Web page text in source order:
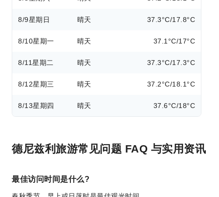
8/9星期日 晴天 37.3°C/17.8°C
8/10星期一 晴天 37.1°C/17°C
8/11星期二 晴天 37.3°C/17.3°C
8/12星期三 晴天 37.2°C/18.1°C
8/13星期四 晴天 37.6°C/18°C
德尼兹利旅游常见问题 FAQ 与实用资讯
最佳访问时间是什么?